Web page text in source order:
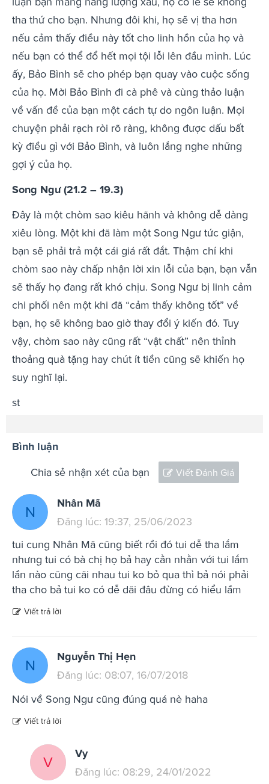
tha thứ cho bạn. Nhưng đôi khi, họ sẽ vị tha hơn
nếu cảm thấy điều này tốt cho linh hồn của họ và
nếu bạn có thể đổ hết mọi tội lỗi lên đầu mình. Lúc
ấy, Bảo Bình sẽ cho phép bạn quay vào cuộc sống
của họ. Mời Bảo Bình đi cà phê và cùng thảo luận
về vấn đề của bạn một cách tự do ngôn luận. Mọi
chuyện phải rạch ròi rõ ràng, không được dấu bất
kỳ điều gì với Bảo Bình, và luôn lắng nghe những
gợi ý của họ.
Song Ngư (21.2 – 19.3)
Đây là một chòm sao kiêu hãnh và không dễ dàng
xiêu lòng. Một khi đã làm một Song Ngư tức giận,
bạn sẽ phải trả một cái giá rất đắt. Thậm chí khi
chòm sao này chấp nhận lời xin lỗi của bạn, bạn vẫn
sẽ thấy họ đang rất khó chịu. Song Ngư bị linh cảm
chi phối nên một khi đã “cảm thấy không tốt” về
bạn, họ sẽ không bao giờ thay đổi ý kiến đó. Tuy
vậy, chòm sao này cũng rất “vật chất” nên thỉnh
thoảng quà tặng hay chút ít tiền cũng sẽ khiến họ
suy nghĩ lại.
st
Bình luận
Chia sẻ nhận xét của bạn Viết Đánh Giá
N
Nhân Mã
Đăng lúc: 19:37, 25/06/2023
tui cung Nhân Mã cũng biết rồi đó tui dễ tha lắm
nhưng tui có bà chị họ bả hay cằn nhằn với tui lắm
lần nào cũng cãi nhau tui ko bỏ qua thì bả nói phải
tha cho bả tui ko có dễ dãi đâu đừng có hiểu lầm
Viết trả lời
N
Nguyễn Thị Hẹn
Đăng lúc: 08:07, 16/07/2018
Nói về Song Ngư cũng đúng quá nè haha
Viết trả lời
V
Vy
Đăng lúc: 08:29, 24/01/2022